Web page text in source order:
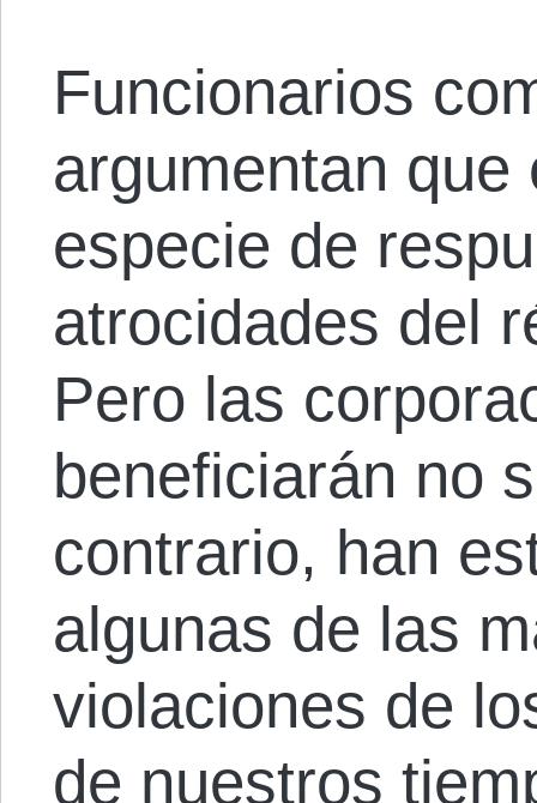
Funcionarios
argumentan
especie de
atrocidades del
Pero las
beneficiarán no
contrario, han
algunas de las
violaciones de
de nuestros